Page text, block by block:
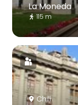
La Moneda
115 m
Chili